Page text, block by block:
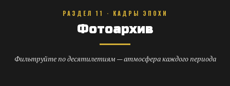
РАЗДЕЛ 11 · КАДРЫ ЭПОХИ
Фотоархив
Фильтруйте по десятилетиям — атмосфера каждого периода